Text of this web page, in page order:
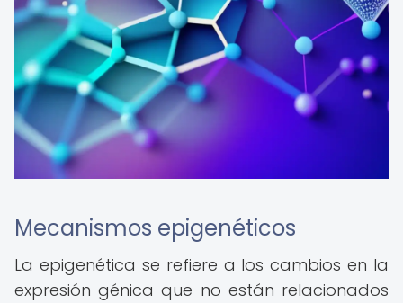
Mecanismos epigenéticos
La epigenética se refiere a los cambios en la
expresión génica que no están relacionados